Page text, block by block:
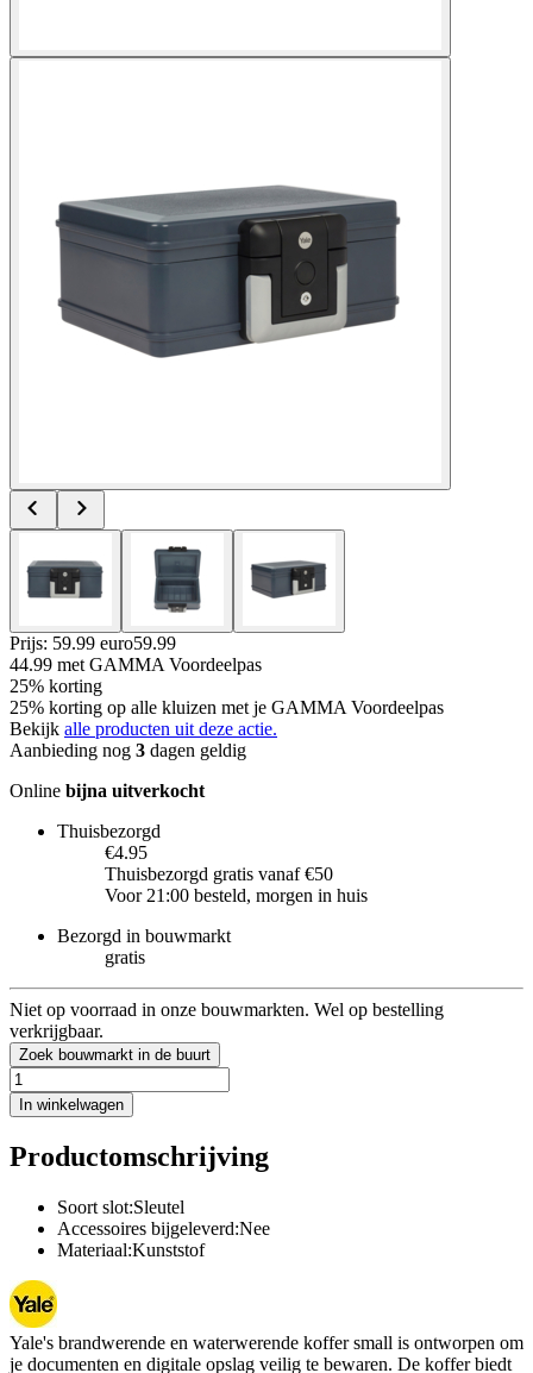
Prijs: 59.99 euro59.99
44.99 met GAMMA Voordeelpas
25% korting
25% korting op alle kluizen met je GAMMA Voordeelpas
Bekijk alle producten uit deze actie.
Aanbieding nog 3 dagen geldig
Online bijna uitverkocht
Thuisbezorgd
€4.95
Thuisbezorgd gratis vanaf €50
Voor 21:00 besteld, morgen in huis
Bezorgd in bouwmarkt
gratis
Niet op voorraad in onze bouwmarkten. Wel op bestelling
verkrijgbaar.
Zoek bouwmarkt in de buurt
In winkelwagen
Productomschrijving
Soort slot:Sleutel
Accessoires bijgeleverd:Nee
Materiaal:Kunststof
Yale's brandwerende en waterwerende koffer small is ontworpen om
je documenten en digitale opslag veilig te bewaren. De koffer biedt